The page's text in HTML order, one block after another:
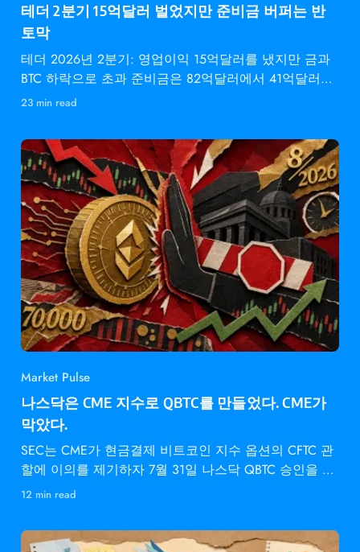
테더 2분기 15억달러 벌었지만 준비금 버퍼는 반
토막
테더 2026년 2분기: 영업이익 15억달러를 냈지만 금과
BTC 하락으로 초과 준비금은 82억달러에서 41억달러로
감소.
23 min read
Market Pulse
나스닥은 CME 지수로 QBTC를 만들었다. CME가
막았다.
SEC는 CME가 현금결제 비트코인 지수 옵션의 CFTC 관
할에 이의를 제기하자 7월 31일 나스닥 QBTC 승인을 동
결했다.
12 min read